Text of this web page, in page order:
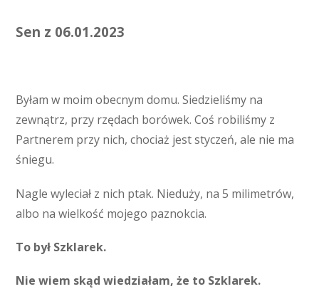
Sen z 06.01.2023
Byłam w moim obecnym domu. Siedzieliśmy na
zewnątrz, przy rzędach borówek. Coś robiliśmy z
Partnerem przy nich, chociaż jest styczeń, ale nie ma
śniegu.
Nagle wyleciał z nich ptak. Nieduży, na 5 milimetrów,
albo na wielkość mojego paznokcia.
To był Szklarek.
Nie wiem skąd wiedziałam, że to Szklarek.